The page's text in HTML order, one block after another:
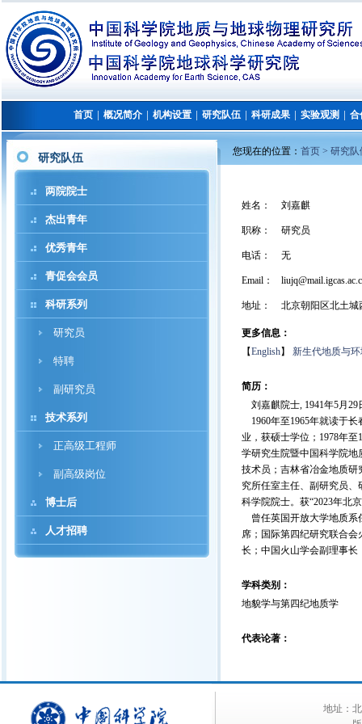
首页 │概况简介 │机构设置 │研究队伍 │科研成果 │实验观测 │合
研究队伍
两院院士
杰出青年
优秀青年
青促会会员
科研系列
研究员
特聘
副研究员
技术系列
正高级工程师
副高级岗位
博士后
人才招聘
您现在的位置： 首页 > 研究
姓名 ： 刘嘉麒
职称 ： 研究员
电话 ： 无
Email：
地址 ： 北京朝阳区北土城
更多信息：
【English】 新生代地质与
简历：
刘嘉麒院士, 1941年5月29
1960年至1965年就读于长
业，获硕士学位；1978年
学研究生院暨中国科学院
技术员；吉林省冶金地质
究所任室主任、副研究员
科学院院士。获“2023年北
曾任英国开放大学地质系
席；国际第四纪研究联合
长；中国火山学会副理事
学科类别：
地貌学与第四纪地质学
代表论著：
地址：